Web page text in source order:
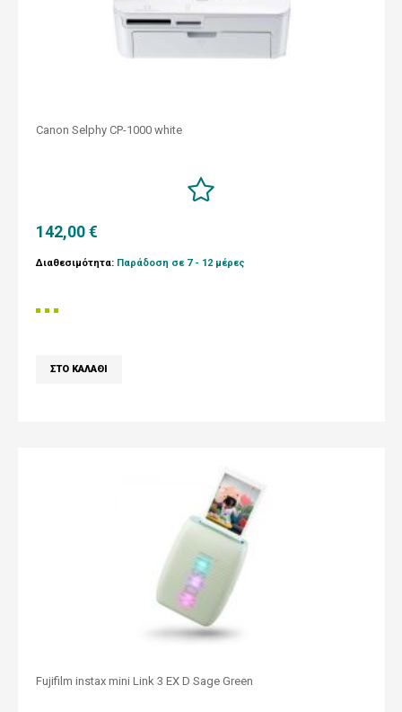
Canon Selphy CP-1000 white
142,00 €
Διαθεσιμότητα: Παράδοση σε 7 - 12 μέρες
Fujifilm instax mini Link 3 EX D Sage Green